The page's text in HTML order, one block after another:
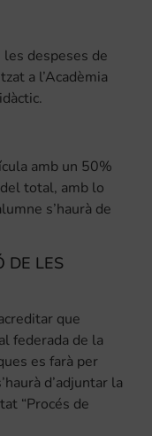
les despeses de
a l’Acadèmia
amb un 50%
total, amb lo
s’haurà de
DE LES
que
federada de la
es farà per
d’adjuntar la
“Procés de